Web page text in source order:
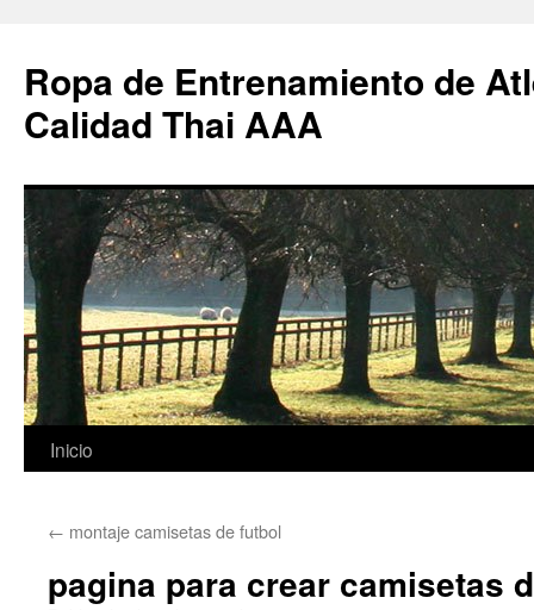
Ropa de Entrenamiento de
Calidad Thai AAA
Saltar
contenido
Inicio
← montaje camisetas de futbol
pagina para crear camisetas